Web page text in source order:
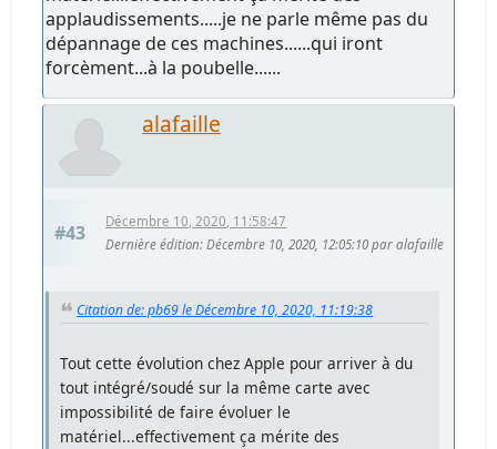
applaudissements.....je ne parle même pas du
dépannage de ces machines......qui iront
forcèment...à la poubelle......
alafaille
#43
Décembre 10, 2020, 11:58:47
Dernière édition: Décembre 10, 2020, 12:05:10 par alafaille
Citation de: pb69 le Décembre 10, 2020, 11:19:38
Tout cette évolution chez Apple pour arriver à du
tout intégré/soudé sur la même carte avec
impossibilité de faire évoluer le
matériel...effectivement ça mérite des